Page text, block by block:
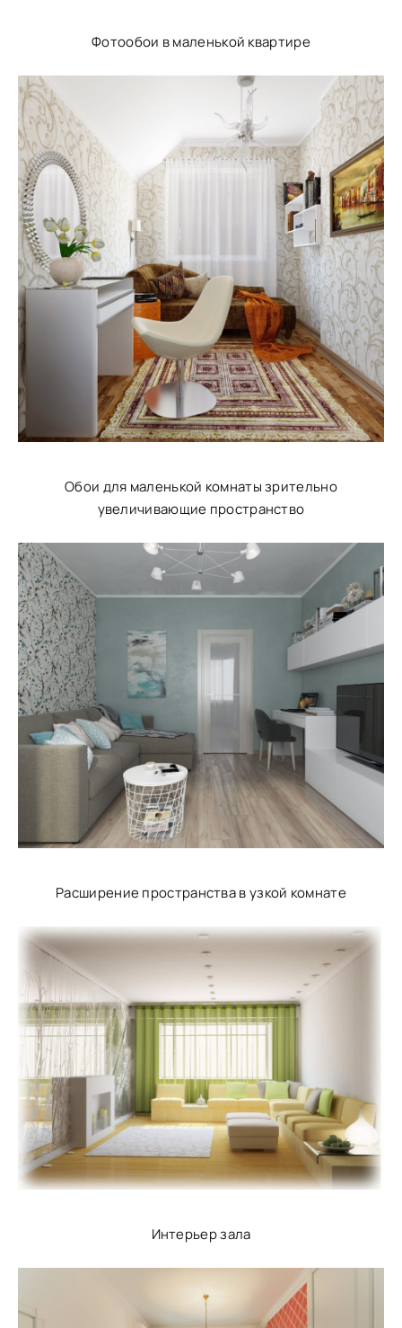
Фотообои в маленькой квартире
Обои для маленькой комнаты зрительно
увеличивающие пространство
Расширение пространства в узкой комнате
Интерьер зала